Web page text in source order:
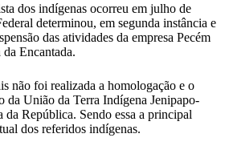
dos indígenas ocorreu em julho de
determinou, em segunda instância e
das atividades da empresa Pecém
Encantada.
não foi realizada a homologação e o
da União da Terra Indígena Jenipapo-
da República. Sendo essa a principal
dos referidos indígenas.